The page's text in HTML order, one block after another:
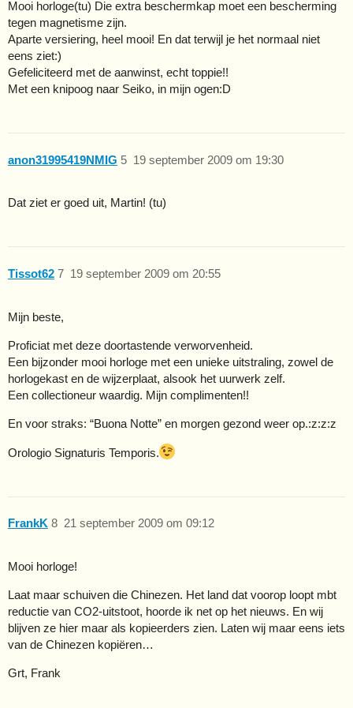
Mooi horloge(tu) Die extra beschermkap moet een bescherming
tegen magnetisme zijn.
Aparte versiering, heel mooi! En dat terwijl je het normaal niet
eens ziet:)
Gefeliciteerd met de aanwinst, echt toppie!!
Met een knipoog naar Seiko, in mijn ogen:D
anon31995419NMIG 19 september 2009 om 19:30
5
Dat ziet er goed uit, Martin! (tu)
Tissot62 19 september 2009 om 20:55
7
Mijn beste,
Proficiat met deze doortastende verworvenheid.
Een bijzonder mooi horloge met een unieke uitstraling, zowel de
horlogekast en de wijzerplaat, alsook het uurwerk zelf.
Een collectioneur waardig. Mijn complimenten!!
En voor straks: “Buona Notte” en morgen gezond weer op.:z:z:z
Orologio Signaturis Temporis.
FrankK 21 september 2009 om 09:12
8
Mooi horloge!
Laat maar schuiven die Chinezen. Het land dat voorop loopt mbt
reductie van CO2-uitstoot, hoorde ik net op het nieuws. En wij
blijven ze hier maar als kopieerders zien. Laten wij maar eens iets
van de Chinezen kopiëren…
Grt, Frank